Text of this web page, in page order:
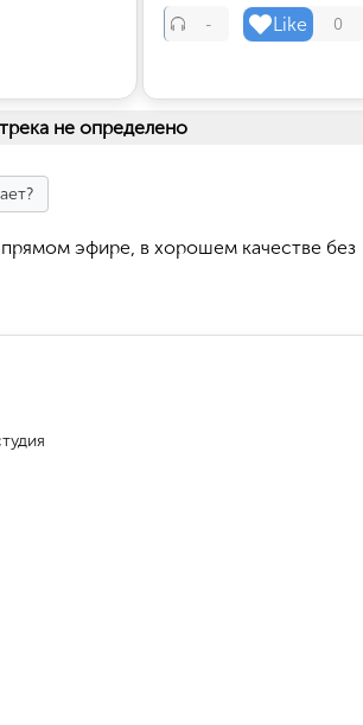
- Like 0
не определено
прямом эфире, в хорошем качестве без